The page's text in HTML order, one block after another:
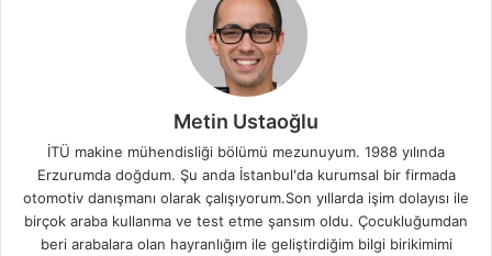
Metin Ustaoğlu
İTÜ makine mühendisliği bölümü mezunuyum. 1988 yılında
Erzurumda doğdum. Şu anda İstanbul'da kurumsal bir firmada
otomotiv danışmanı olarak çalışıyorum.Son yıllarda işim dolayısı ile
birçok araba kullanma ve test etme şansım oldu. Çocukluğumdan
beri arabalara olan hayranlığım ile geliştirdiğim bilgi birikimimi